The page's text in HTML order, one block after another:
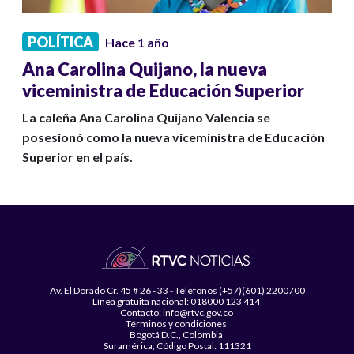
POLÍTICA Hace 1 año
Ana Carolina Quijano, la nueva
viceministra de Educación Superior
La caleña Ana Carolina Quijano Valencia se
posesionó como la nueva viceministra de Educación
Superior en el país.
Av. El Dorado Cr. 45 # 26 - 33 - Teléfonos (+57)(601) 2200700
Línea gratuita nacional: 018000 123 414
Contacto: info@rtvc.gov.co
Términos y condiciones
Bogotá D.C., Colombia
Suramérica, Código Postal: 111321